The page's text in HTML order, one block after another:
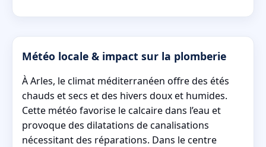
Météo locale & impact sur la plomberie
À Arles, le climat méditerranéen offre des étés
chauds et secs et des hivers doux et humides.
Cette météo favorise le calcaire dans l’eau et
provoque des dilatations de canalisations
nécessitant des réparations. Dans le centre